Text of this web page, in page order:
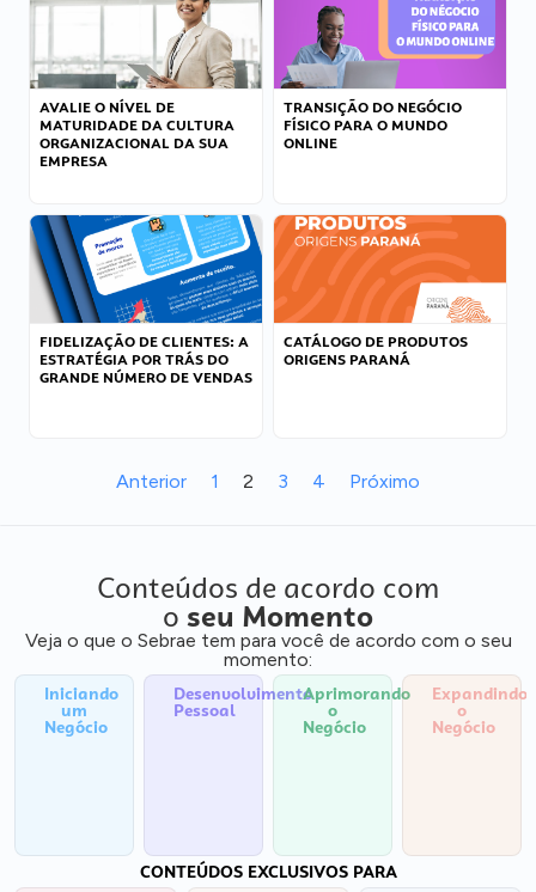
AVALIE O NÍVEL DE
MATURIDADE DA CULTURA
ORGANIZACIONAL DA SUA
EMPRESA
TRANSIÇÃO DO NEGÓCIO
FÍSICO PARA O MUNDO
ONLINE
FIDELIZAÇÃO DE CLIENTES: A
ESTRATÉGIA POR TRÁS DO
GRANDE NÚMERO DE VENDAS
CATÁLOGO DE PRODUTOS
ORIGENS PARANÁ
Anterior 1 2 3 4 Próximo
Conteúdos de acordo com
o seu Momento
Veja o que o Sebrae tem para você de acordo com o seu
momento:
Iniciando
um
Negócio
Desenvolvimento
Pessoal
Aprimorando
o
Negócio
Expandindo
o
Negócio
CONTEÚDOS EXCLUSIVOS PARA